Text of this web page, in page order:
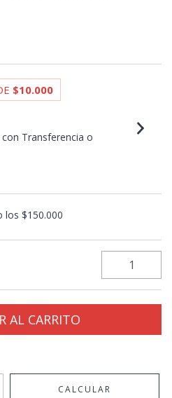
$10.000
Transferencia o
los$150.000
CALCULAR